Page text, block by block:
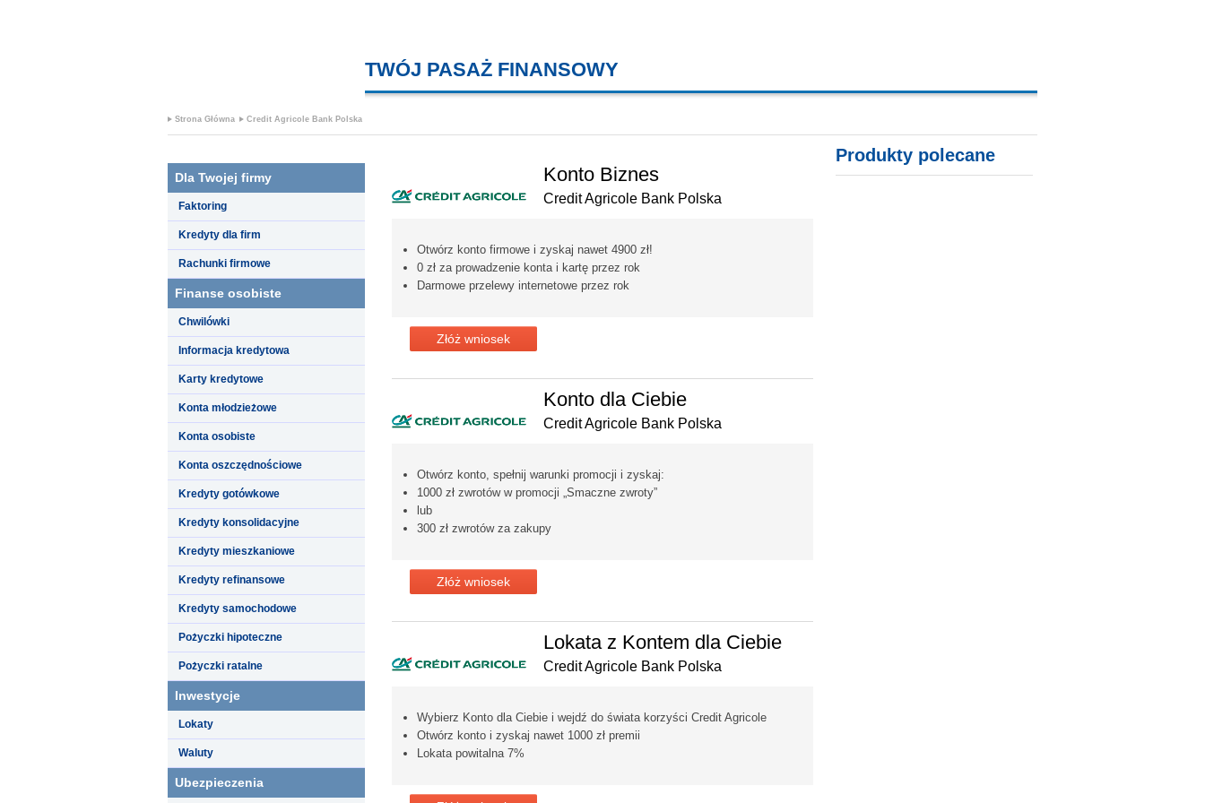
TWÓJ PASAŻ FINANSOWY
Strona Główna Credit Agricole Bank Polska
Dla Twojej firmy
Faktoring
Kredyty dla firm
Rachunki firmowe
Finanse osobiste
Chwilówki
Informacja kredytowa
Karty kredytowe
Konta młodzieżowe
Konta osobiste
Konta oszczędnościowe
Kredyty gotówkowe
Kredyty konsolidacyjne
Kredyty mieszkaniowe
Kredyty refinansowe
Kredyty samochodowe
Pożyczki hipoteczne
Pożyczki ratalne
Inwestycje
Lokaty
Waluty
Ubezpieczenia
Konto Biznes
Credit Agricole Bank Polska
Otwórz konto firmowe i zyskaj nawet 4900 zł!
0 zł za prowadzenie konta i kartę przez rok
Darmowe przelewy internetowe przez rok
Złóż wniosek
Konto dla Ciebie
Credit Agricole Bank Polska
Otwórz konto, spełnij warunki promocji i zyskaj:
1000 zł zwrotów w promocji „Smaczne zwroty”
lub
300 zł zwrotów za zakupy
Złóż wniosek
Lokata z Kontem dla Ciebie
Credit Agricole Bank Polska
Wybierz Konto dla Ciebie i wejdź do świata korzyści Credit Agricole
Otwórz konto i zyskaj nawet 1000 zł premii
Lokata powitalna 7%
Produkty polecane